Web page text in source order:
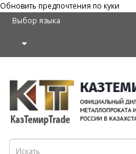
Обновить предпочтения по куки
Выбор языка